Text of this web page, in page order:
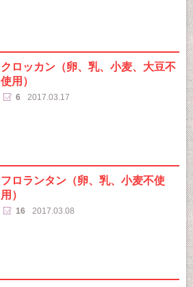
クロッカン（卵、乳、小麦、大豆不
使用）
6 2017.03.17
フロランタン（卵、乳、小麦不使
用）
16 2017.03.08